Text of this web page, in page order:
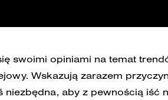
swoimi opiniami na temat
Wskazują zarazem
aby z pewnością iść